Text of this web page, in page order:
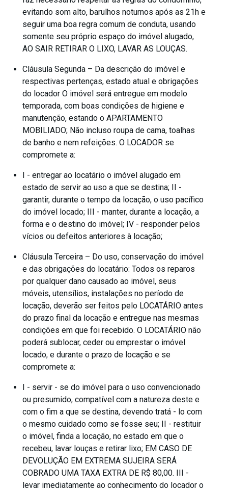
evitando som alto, barulhos noturnos após as 21h e
seguir uma boa regra comum de conduta, usando
somente seu próprio espaço do imóvel alugado,
AO SAIR RETIRAR O LIXO, LAVAR AS LOUÇAS.
Cláusula Segunda – Da descrição do imóvel e
respectivas pertenças, estado atual e obrigações
do locador O imóvel será entregue em modelo
temporada, com boas condições de higiene e
manutenção, estando o APARTAMENTO
MOBILIADO; Não incluso roupa de cama, toalhas
de banho e nem refeições. O LOCADOR se
compromete a:
I - entregar ao locatário o imóvel alugado em
estado de servir ao uso a que se destina; II -
garantir, durante o tempo da locação, o uso pacífico
do imóvel locado; III - manter, durante a locação, a
forma e o destino do imóvel; IV - responder pelos
vícios ou defeitos anteriores à locação;
Cláusula Terceira – Do uso, conservação do imóvel
e das obrigações do locatário: Todos os reparos
por qualquer dano causado ao imóvel, seus
móveis, utensílios, instalações no período de
locação, deverão ser feitos pelo LOCATÁRIO antes
do prazo final da locação e entregue nas mesmas
condições em que foi recebido. O LOCATÁRIO não
poderá sublocar, ceder ou emprestar o imóvel
locado, e durante o prazo de locação e se
compromete a:
I - servir - se do imóvel para o uso convencionado
ou presumido, compatível com a natureza deste e
com o fim a que se destina, devendo tratá - lo com
o mesmo cuidado como se fosse seu; II - restituir
o imóvel, finda a locação, no estado em que o
recebeu, lavar louças e retirar lixo; EM CASO DE
DEVOLUÇÃO EM EXTREMA SUJEIRA SERÁ
COBRADO UMA TAXA EXTRA DE R$ 80,00. III -
levar imediatamente ao conhecimento do locador o